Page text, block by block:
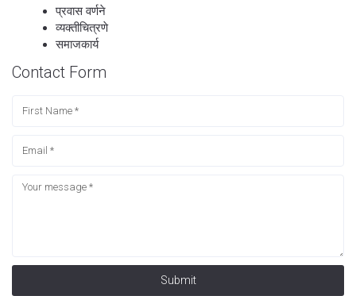
प्रवास वर्णने
व्यक्तीचित्रणे
समाजकार्य
Contact Form
Submit